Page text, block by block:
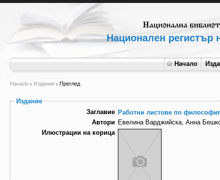
Национален регистър
Начало
Начало Издания Преглед
Издание
Заглавие Работни листове по
Автори Евелина Варджийска, Анна
Илюстрации на корица